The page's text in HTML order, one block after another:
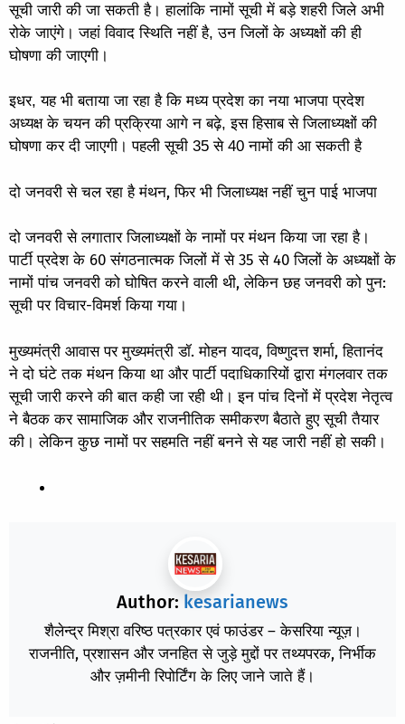
सूची जारी की जा सकती है। हालांकि नामों सूची में बड़े शहरी जिले अभी
रोके जाएंगे। जहां विवाद स्थिति नहीं है, उन जिलों के अध्यक्षों की ही
घोषणा की जाएगी।
इधर, यह भी बताया जा रहा है कि मध्य प्रदेश का नया भाजपा प्रदेश
अध्यक्ष के चयन की प्रक्रिया आगे न बढ़े, इस हिसाब से जिलाध्यक्षों की
घोषणा कर दी जाएगी। पहली सूची 35 से 40 नामों की आ सकती है
दो जनवरी से चल रहा है मंथन, फिर भी जिलाध्यक्ष नहीं चुन पाई भाजपा
दो जनवरी से लगातार जिलाध्यक्षों के नामों पर मंथन किया जा रहा है।
पार्टी प्रदेश के 60 संगठनात्मक जिलों में से 35 से 40 जिलों के अध्यक्षों के
नामों पांच जनवरी को घोषित करने वाली थी, लेकिन छह जनवरी को पुन:
सूची पर विचार-विमर्श किया गया।
मुख्यमंत्री आवास पर मुख्यमंत्री डॉ. मोहन यादव, विष्णुदत्त शर्मा, हितानंद
ने दो घंटे तक मंथन किया था और पार्टी पदाधिकारियों द्वारा मंगलवार तक
सूची जारी करने की बात कही जा रही थी। इन पांच दिनों में प्रदेश नेतृत्व
ने बैठक कर सामाजिक और राजनीतिक समीकरण बैठाते हुए सूची तैयार
की। लेकिन कुछ नामों पर सहमति नहीं बनने से यह जारी नहीं हो सकी।
Author: kesarianews
शैलेन्द्र मिश्रा वरिष्ठ पत्रकार एवं फाउंडर – केसरिया न्यूज़।
राजनीति, प्रशासन और जनहित से जुड़े मुद्दों पर तथ्यपरक, निर्भीक
और ज़मीनी रिपोर्टिंग के लिए जाने जाते हैं।